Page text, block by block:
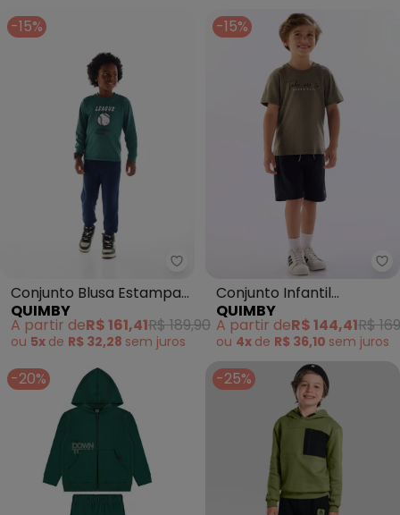
-15%
Quimby - Conjunto Blusa
Conjunto Blusa Estampa
Calça Jogger Verde
QUIMBY
A partir deR$ 161,41R$ 189,90
ou 5x de R$ 32,28 sem juros
-15%
Conjunto Infantil
Camiseta Bermuda
Verde
QUIMBY
A partir deR$ 144,41R$
ou 4x de R$ 36,10 sem juros
-20% -25%